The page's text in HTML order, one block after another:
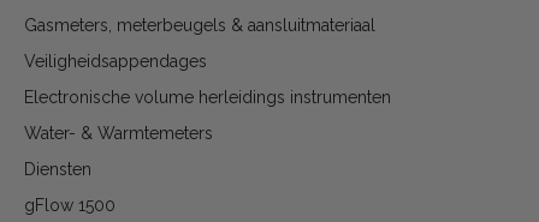
Gasmeters, meterbeugels & aansluitmateriaal
Veiligheidsappendages
Electronische volume herleidings instrumenten
Water- & Warmtemeters
Diensten
gFlow 1500